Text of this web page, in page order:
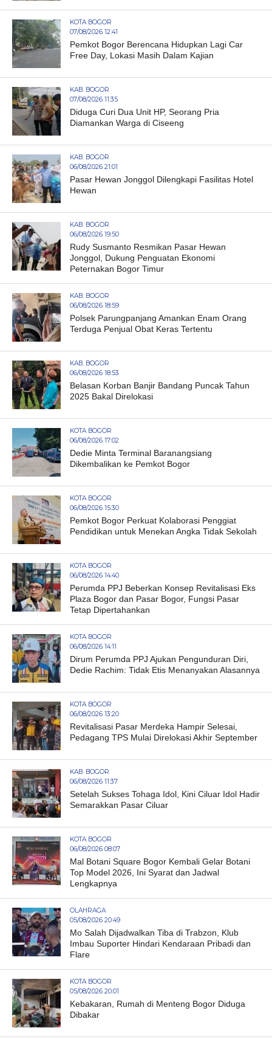
KOTA BOGOR
07/08/2026 12:41
Pemkot Bogor Berencana Hidupkan Lagi Car
Free Day, Lokasi Masih Dalam Kajian
KAB. BOGOR
07/08/2026 11:35
Diduga Curi Dua Unit HP, Seorang Pria
Diamankan Warga di Ciseeng
KAB. BOGOR
06/08/2026 21:01
Pasar Hewan Jonggol Dilengkapi Fasilitas Hotel
Hewan
KAB. BOGOR
06/08/2026 19:50
Rudy Susmanto Resmikan Pasar Hewan
Jonggol, Dukung Penguatan Ekonomi
Peternakan Bogor Timur
KAB. BOGOR
06/08/2026 18:59
Polsek Parungpanjang Amankan Enam Orang
Terduga Penjual Obat Keras Tertentu
KAB. BOGOR
06/08/2026 18:53
Belasan Korban Banjir Bandang Puncak Tahun
2025 Bakal Direlokasi
KOTA BOGOR
06/08/2026 17:02
Dedie Minta Terminal Baranangsiang
Dikembalikan ke Pemkot Bogor
KOTA BOGOR
06/08/2026 15:30
Pemkot Bogor Perkuat Kolaborasi Penggiat
Pendidikan untuk Menekan Angka Tidak Sekolah
KOTA BOGOR
06/08/2026 14:40
Perumda PPJ Beberkan Konsep Revitalisasi Eks
Plaza Bogor dan Pasar Bogor, Fungsi Pasar
Tetap Dipertahankan
KOTA BOGOR
06/08/2026 14:11
Dirum Perumda PPJ Ajukan Pengunduran Diri,
Dedie Rachim: Tidak Etis Menanyakan Alasannya
KOTA BOGOR
06/08/2026 13:20
Revitalisasi Pasar Merdeka Hampir Selesai,
Pedagang TPS Mulai Direlokasi Akhir September
KAB. BOGOR
06/08/2026 11:37
Setelah Sukses Tohaga Idol, Kini Ciluar Idol Hadir
Semarakkan Pasar Ciluar
KOTA BOGOR
06/08/2026 08:07
Mal Botani Square Bogor Kembali Gelar Botani
Top Model 2026, Ini Syarat dan Jadwal
Lengkapnya
OLAHRAGA
05/08/2026 20:49
Mo Salah Dijadwalkan Tiba di Trabzon, Klub
Imbau Suporter Hindari Kendaraan Pribadi dan
Flare
KOTA BOGOR
05/08/2026 20:01
Kebakaran, Rumah di Menteng Bogor Diduga
Dibakar